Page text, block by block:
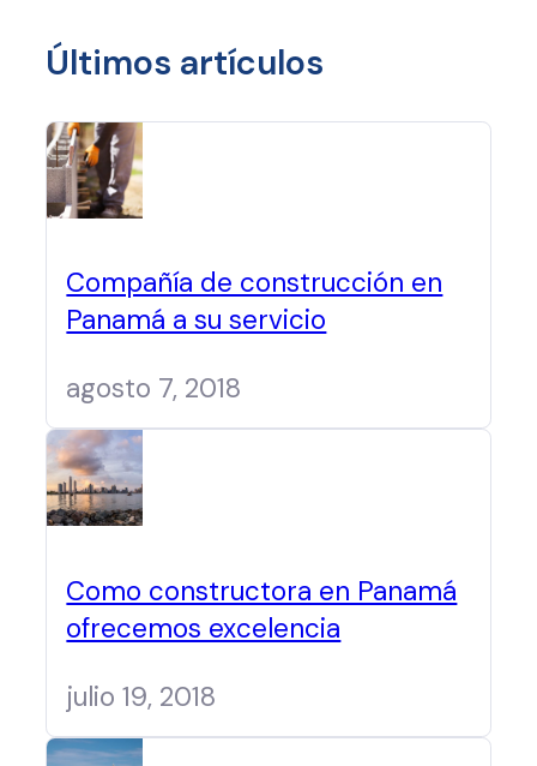
Últimos artículos
Compañía de construcción en
Panamá a su servicio
agosto 7, 2018
Como constructora en Panamá
ofrecemos excelencia
julio 19, 2018